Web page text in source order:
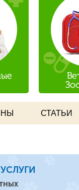
СТАТЬИ